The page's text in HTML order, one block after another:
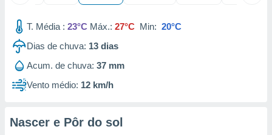
1199
T. Média : 23°C Máx.: 27°C Min: 20°C
Dias de chuva: 13 dias
Acum. de chuva: 37 mm
Vento médio: 12 km/h
Nascer e Pôr do sol